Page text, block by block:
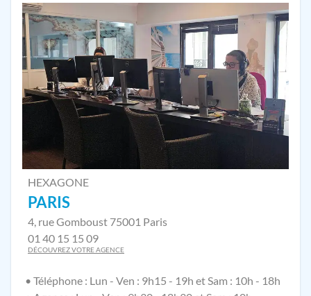
HEXAGONE
PARIS
4, rue Gomboust 75001 Paris
01 40 15 15 09
DÉCOUVREZ VOTRE AGENCE
• Téléphone : Lun - Ven : 9h15 - 19h et Sam : 10h - 18h